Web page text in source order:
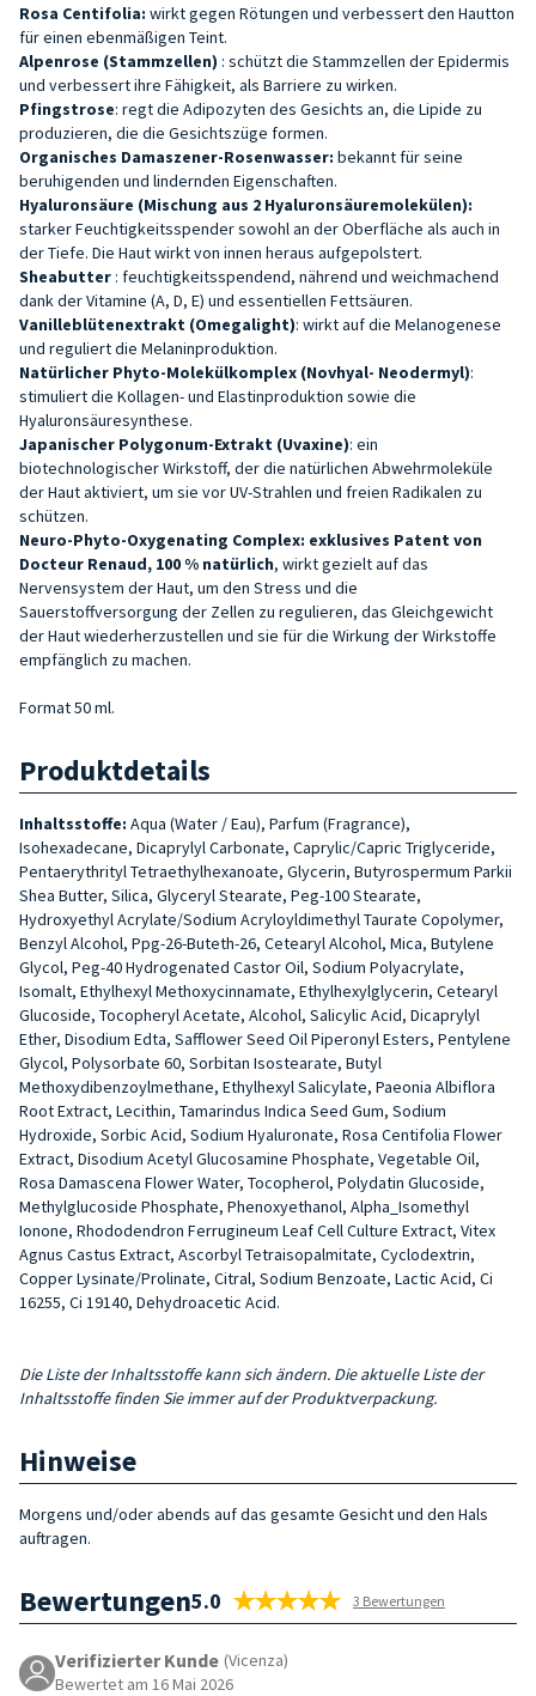
Rosa Centifolia: wirkt gegen Rötungen und verbessert den Hautton
für einen ebenmäßigen Teint.
Alpenrose (Stammzellen) : schützt die Stammzellen der Epidermis
und verbessert ihre Fähigkeit, als Barriere zu wirken.
Pfingstrose: regt die Adipozyten des Gesichts an, die Lipide zu
produzieren, die die Gesichtszüge formen.
Organisches Damaszener-Rosenwasser: bekannt für seine
beruhigenden und lindernden Eigenschaften.
Hyaluronsäure (Mischung aus 2 Hyaluronsäuremolekülen):
starker Feuchtigkeitsspender sowohl an der Oberfläche als auch in
der Tiefe. Die Haut wirkt von innen heraus aufgepolstert.
Sheabutter : feuchtigkeitsspendend, nährend und weichmachend
dank der Vitamine (A, D, E) und essentiellen Fettsäuren.
Vanilleblütenextrakt (Omegalight): wirkt auf die Melanogenese
und reguliert die Melaninproduktion.
Natürlicher Phyto-Molekülkomplex (Novhyal- Neodermyl):
stimuliert die Kollagen- und Elastinproduktion sowie die
Hyaluronsäuresynthese.
Japanischer Polygonum-Extrakt (Uvaxine): ein
biotechnologischer Wirkstoff, der die natürlichen Abwehrmoleküle
der Haut aktiviert, um sie vor UV-Strahlen und freien Radikalen zu
schützen.
Neuro-Phyto-Oxygenating Complex: exklusives Patent von
Docteur Renaud, 100 % natürlich, wirkt gezielt auf das
Nervensystem der Haut, um den Stress und die
Sauerstoffversorgung der Zellen zu regulieren, das Gleichgewicht
der Haut wiederherzustellen und sie für die Wirkung der Wirkstoffe
empfänglich zu machen.
Format 50 ml.
Produktdetails
Inhaltsstoffe: Aqua (Water / Eau), Parfum (Fragrance),
Isohexadecane, Dicaprylyl Carbonate, Caprylic/Capric Triglyceride,
Pentaerythrityl Tetraethylhexanoate, Glycerin, Butyrospermum Parkii
Shea Butter, Silica, Glyceryl Stearate, Peg-100 Stearate,
Hydroxyethyl Acrylate/Sodium Acryloyldimethyl Taurate Copolymer,
Benzyl Alcohol, Ppg-26-Buteth-26, Cetearyl Alcohol, Mica, Butylene
Glycol, Peg-40 Hydrogenated Castor Oil, Sodium Polyacrylate,
Isomalt, Ethylhexyl Methoxycinnamate, Ethylhexylglycerin, Cetearyl
Glucoside, Tocopheryl Acetate, Alcohol, Salicylic Acid, Dicaprylyl
Ether, Disodium Edta, Safflower Seed Oil Piperonyl Esters, Pentylene
Glycol, Polysorbate 60, Sorbitan Isostearate, Butyl
Methoxydibenzoylmethane, Ethylhexyl Salicylate, Paeonia Albiflora
Root Extract, Lecithin, Tamarindus Indica Seed Gum, Sodium
Hydroxide, Sorbic Acid, Sodium Hyaluronate, Rosa Centifolia Flower
Extract, Disodium Acetyl Glucosamine Phosphate, Vegetable Oil,
Rosa Damascena Flower Water, Tocopherol, Polydatin Glucoside,
Methylglucoside Phosphate, Phenoxyethanol, Alpha_Isomethyl
Ionone, Rhododendron Ferrugineum Leaf Cell Culture Extract, Vitex
Agnus Castus Extract, Ascorbyl Tetraisopalmitate, Cyclodextrin,
Copper Lysinate/Prolinate, Citral, Sodium Benzoate, Lactic Acid, Ci
16255, Ci 19140, Dehydroacetic Acid.
Die Liste der Inhaltsstoffe kann sich ändern. Die aktuelle Liste der
Inhaltsstoffe finden Sie immer auf der Produktverpackung.
Hinweise
Morgens und/oder abends auf das gesamte Gesicht und den Hals
auftragen.
Bewertungen5.0 3 Bewertungen
Verifizierter Kunde (Vicenza)
Bewertet am 16 Mai 2026